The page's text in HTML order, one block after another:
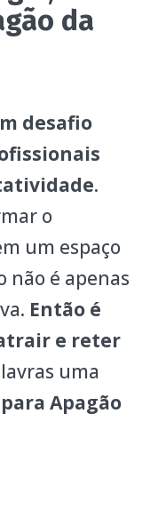
da
desafio
.
o
um espaço
não é apenas
Então é
e reter
uma
para Apagão